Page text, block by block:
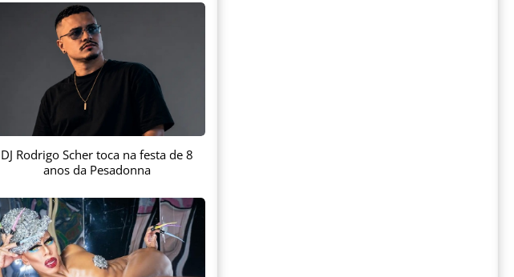
DJ Rodrigo Scher toca na festa de 8
anos da Pesadonna